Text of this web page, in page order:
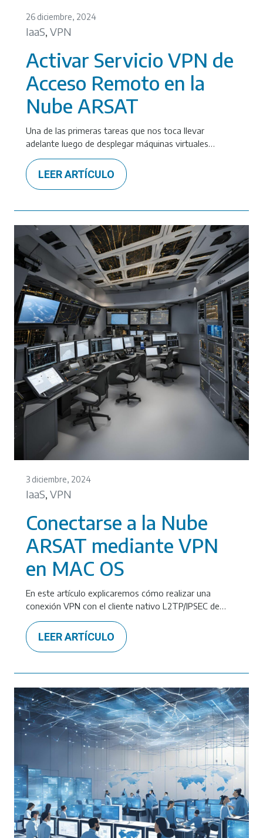
26 diciembre, 2024
IaaS, VPN
Activar Servicio VPN de
Acceso Remoto en la
Nube ARSAT
Una de las primeras tareas que nos toca llevar
adelante luego de desplegar máquinas virtuales…
LEER ARTÍCULO
3 diciembre, 2024
IaaS, VPN
Conectarse a la Nube
ARSAT mediante VPN
en MAC OS
En este artículo explicaremos cómo realizar una
conexión VPN con el cliente nativo L2TP/IPSEC de…
LEER ARTÍCULO